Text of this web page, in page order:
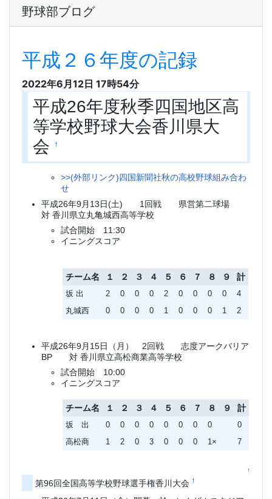
野球部ブログ
平成２６年度の記録
2022年6月12日 17時54分
平成26年度秋季四国地区高
等学校野球大会香川県大
会†
>>(外部リンク)四国新聞社秋の高校野球組み合わ
せ
平成26年9月13日(土) 1回戦 県営第二球場
対 香川県立丸亀城西高等学校
試合開始 11:30
イニングスコア
チーム名 １ ２ ３ ４ ５ ６ ７ ８ ９ 計
坂 出 2 0 0 0 2 0 0 0 0
4
丸城西
0 0 0 0 1 0 0 0 1 2
平成26年9月15日（月） 2回戦 志度アークバリア
BP 対 香川県立高松商業高等学校
試合開始 10:00
イニングスコア
チーム名 １ ２ ３ ４ ５ ６ ７ ８ ９ 計
坂 出 0 0 0 0 0 0 0 0
0
高松商
1 2 0 3 0 0 0 1× 7
↑
第96回全国高等学校野球選手権香川大会†